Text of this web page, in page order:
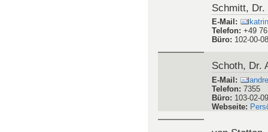
E-Mail :
Telefon :73245
Büro:304-02
Webseite:
Schmitt, Dr.
E-Mail:
Telefon:+49
Büro: 102-00-